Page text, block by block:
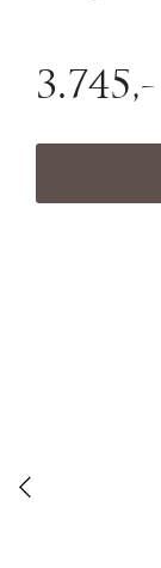
3.745,-